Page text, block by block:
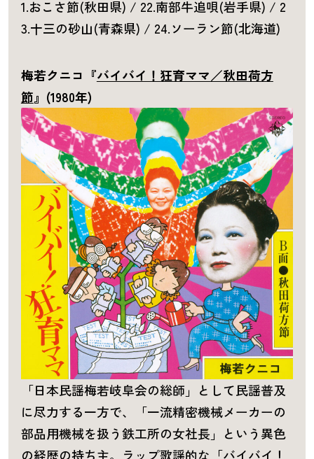
1.おこさ節(秋田県) / 22.南部牛追唄(岩手県) / 2
3.十三の砂山(青森県) / 24.ソーラン節(北海道)
梅若クニコ『バイバイ！狂育ママ／秋田荷方
節』(1980年)
「日本民謡梅若岐阜会の総師」として民謡普及
に尽力する一方で、「一流精密機械メーカーの
部品用機械を扱う鉄工所の女社長」という異色
の経歴の持ち主。ラップ歌謡的な「バイバイ！